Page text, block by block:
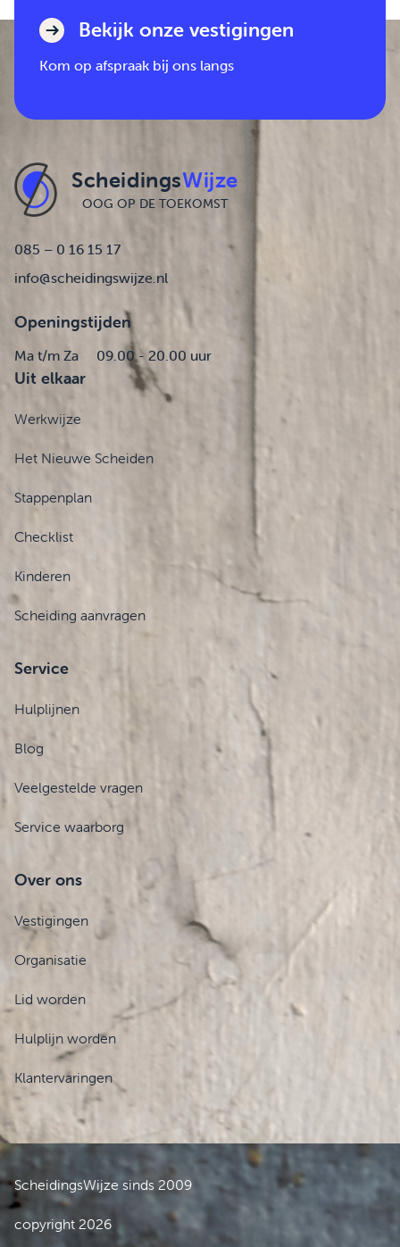
Bekijk onze vestigingen
Kom op afspraak bij ons langs
ScheidingsWijze
OOG OP DE TOEKOMST
085 – 0 16 15 17
info@scheidingswijze.nl
Openingstijden
Ma t/m Za 09.00 - 20.00 uur
Uit elkaar
Werkwijze
Het Nieuwe Scheiden
Stappenplan
Checklist
Kinderen
Scheiding aanvragen
Service
Hulplijnen
Blog
Veelgestelde vragen
Service waarborg
Over ons
Vestigingen
Organisatie
Lid worden
Hulplijn worden
Klantervaringen
ScheidingsWijze sinds 2009
copyright 2026